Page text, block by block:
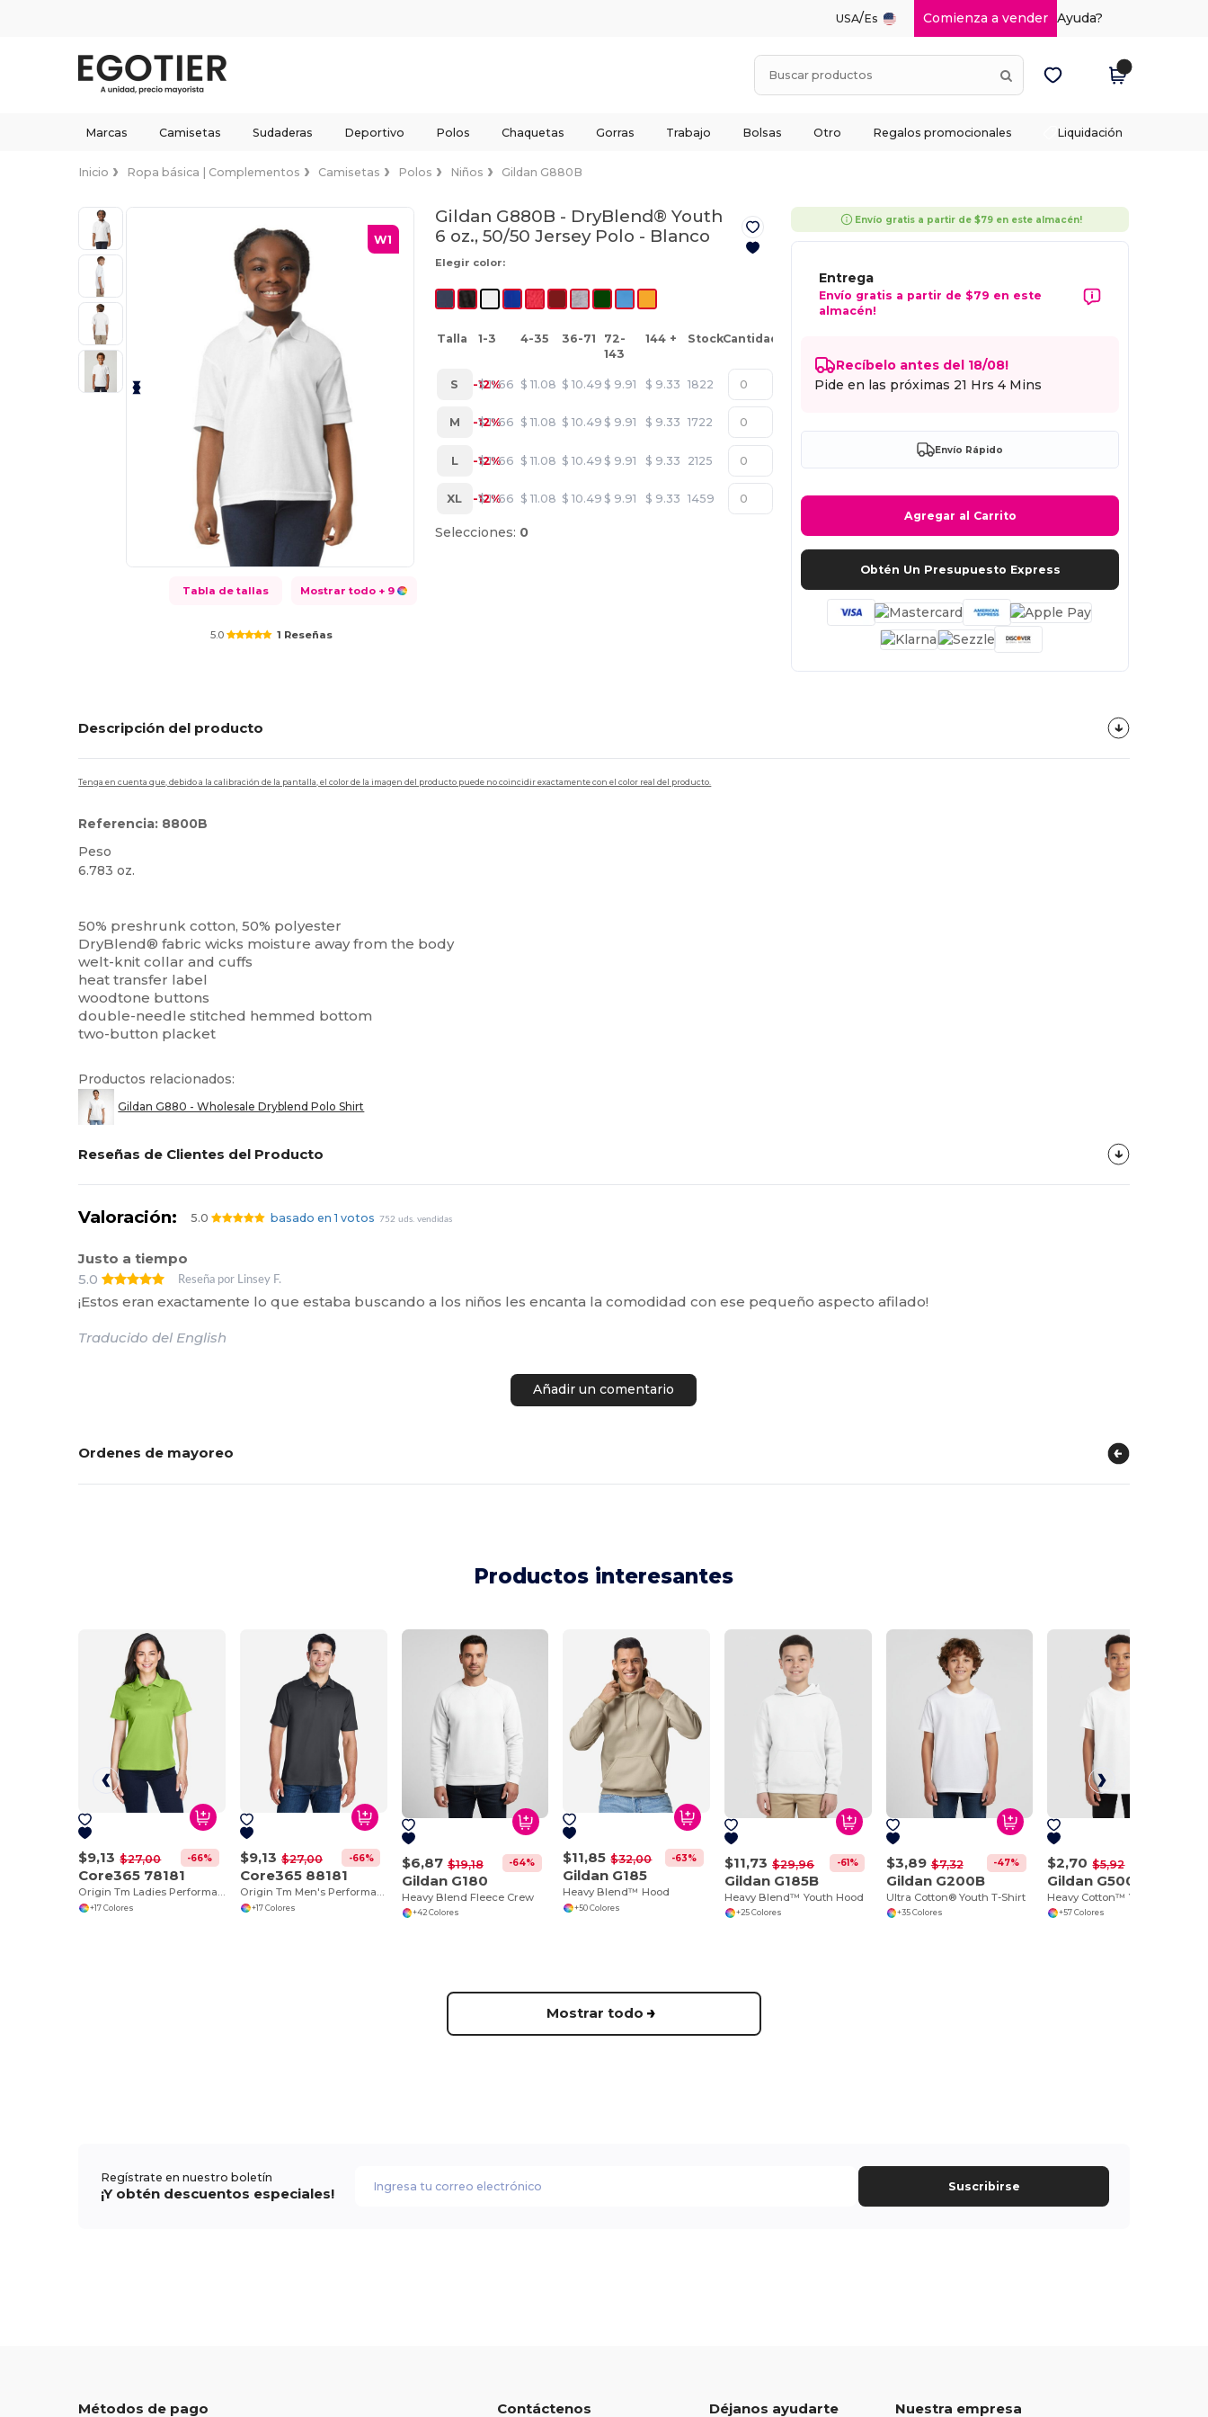
USA/Es Comienza a vender Ayuda?
Marcas Camisetas Sudaderas Deportivo Polos Chaquetas Gorras Trabajo Bolsas Otro Regalos promocionales Liquidación
Inicio Ropa básica | Complementos Camisetas Polos Niños Gildan G880B
W1
Tabla de tallas Mostrar todo + 9
5.0 1 Reseñas
Gildan G880B - DryBlend® Youth
6 oz., 50/50 Jersey Polo - Blanco
Elegir color:
Talla 1-3 4-35 36-71
72-
143
144 + StockCantidad
S -12%
$ 11.66 $ 11.08 $ 10.49 $ 9.91 $ 9.33 1822
M -12%
$ 11.66 $ 11.08 $ 10.49 $ 9.91 $ 9.33 1722
L -12%
$ 11.66 $ 11.08 $ 10.49 $ 9.91 $ 9.33 2125
XL -12%
$ 11.66 $ 11.08 $ 10.49 $ 9.91 $ 9.33 1459
Selecciones: 0
Envío gratis a partir de $79 en este almacén!
Entrega
Envío gratis a partir de $79 en este
almacén!
Recíbelo antes del 18/08!
Pide en las próximas 21 Hrs 4 Mins
Envío Rápido
Agregar al Carrito
Obtén Un Presupuesto Express
Descripción del producto
Tenga en cuenta que, debido a la calibración de la pantalla, el color de la imagen del producto puede no coincidir exactamente con el color real del producto.
Referencia: 8800B
Peso
6.783 oz.
50% preshrunk cotton, 50% polyester
DryBlend® fabric wicks moisture away from the body
welt-knit collar and cuffs
heat transfer label
woodtone buttons
double-needle stitched hemmed bottom
two-button placket
Productos relacionados:
Gildan G880 - Wholesale Dryblend Polo Shirt
Reseñas de Clientes del Producto
Valoración: 5.0 basado en 1 votos 752 uds. vendidas
Justo a tiempo
5.0
Reseña por Linsey F.
¡Estos eran exactamente lo que estaba buscando a los niños les encanta la comodidad con ese pequeño aspecto afilado!
Traducido del English
Añadir un comentario
Ordenes de mayoreo
Productos interesantes
$9,13 $27,00 -66%
Core365 78181
Origin Tm Ladies Performance Pique Polo
+17 Colores
$9,13 $27,00 -66%
Core365 88181
Origin Tm Men's Performance Pique Polo
+17 Colores
$6,87 $19,18 -64%
Gildan G180
Heavy Blend Fleece Crew
+42 Colores
$11,85 $32,00 -63%
Gildan G185
Heavy Blend™ Hood
+50 Colores
$11,73 $29,96 -61%
Gildan G185B
Heavy Blend™ Youth Hood
+25 Colores
$3,89 $7,32 -47%
Gildan G200B
Ultra Cotton® Youth T-Shirt
+35 Colores
$2,70 $5,92
Gildan G500B
+57 Colores
Mostrar todo
Regístrate en nuestro boletín
¡Y obtén descuentos especiales! Suscribirse
Métodos de pago Contáctenos Déjanos ayudarte Nuestra empresa